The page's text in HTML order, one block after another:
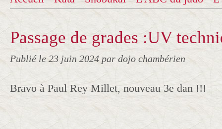
Passage de grades :UV
Publié le 23 juin 2024 par dojo chambérien
Bravo à Paul Rey Millet, nouveau 3e dan !!!